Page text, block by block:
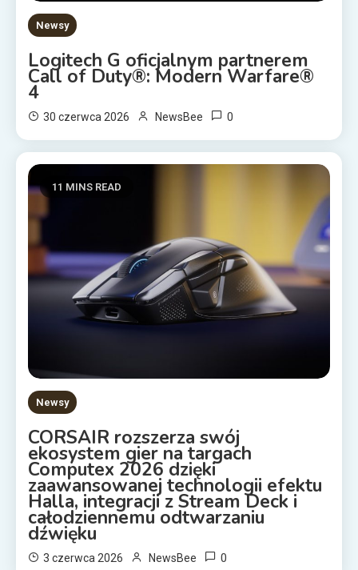
Newsy
Logitech G oficjalnym partnerem
Call of Duty®: Modern Warfare®
4
30 czerwca 2026 NewsBee 0
11 MINS READ
Newsy
CORSAIR rozszerza swój
ekosystem gier na targach
Computex 2026 dzięki
zaawansowanej technologii efektu
Halla, integracji z Stream Deck i
całodziennemu odtwarzaniu
dźwięku
3 czerwca 2026 NewsBee 0